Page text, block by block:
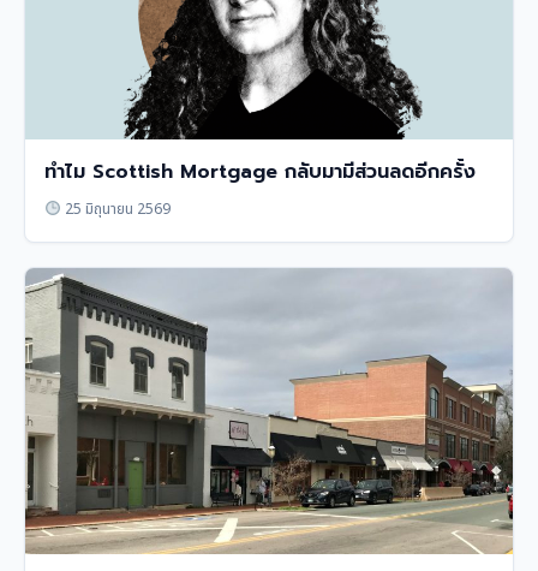
ทำไม Scottish Mortgage กลับมามีส่วนลดอีกครั้ง
25 มิถุนายน 2569